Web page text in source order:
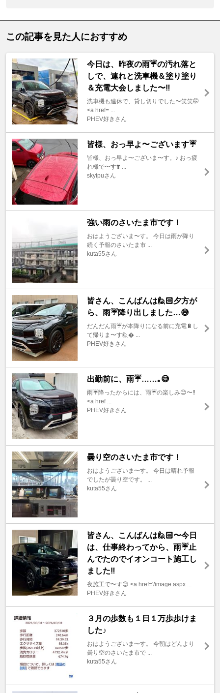
この記事を見た人におすすめ
今日は、昨夜の雨☔️の汚れ落と
しで、連れと洗車機＆塗り塗り
＆充電大会しました〜‼️
洗車機も連休で、貸し切りでした〜笑笑🤭
<a href= ...
PHEV好きさん
皆様、おっ早よ〜ございます☔️
皆様、おっ早よ〜ございま〜す。♪ おっ疲
れ様で〜す❣️ ...
skyipuさん
強い雨のさいたま市です！
おはようございま〜す。 今日は雨が降り
続く予報のさいたま市 ...
kuta55さん
皆さん、こんばんは🙋🏻夕方が
ら、雨☔️降り出しました…😅
だんだん雨☔が本降りになる前に充電🔋し
て帰りま〜す🙋� ...
PHEV好きさん
出勤前に、雨☔️……｡😅
雨☔降ったからには、雨☔の楽しみ😊〜‼️
<a href ...
PHEV好きさん
曇り空のさいたま市です！
おはようございま〜す。 今日は晴れ予報
でしたが曇り空です。 ...
kuta55さん
皆さん、こんばんは🙋🏻〜今日
は、仕事終わってから、雨☔️止
んでたのでイオンコート施工し
ました‼️
夜施工で〜す😊 <a href='/image.aspx ...
PHEV好きさん
３月の歩数も１日１万歩歩けま
した♪
おはようございま〜す。 今朝はどんより
曇り空のさいたま市で ...
kuta55さん